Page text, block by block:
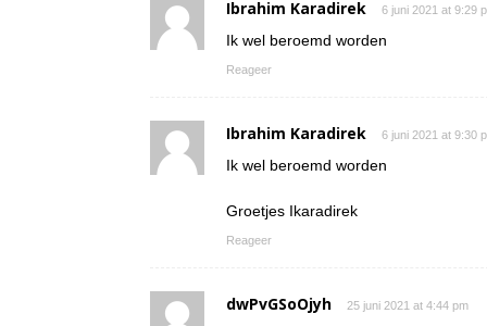
Ibrahim Karadirek 6 juni 2021 at 9:29
Ik wel beroemd worden
Reageer
Ibrahim Karadirek 6 juni 2021 at 9:30
Ik wel beroemd worden
Groetjes Ikaradirek
Reageer
dwPvGSoOjyh 25 juni 2021 at 4:44 pm